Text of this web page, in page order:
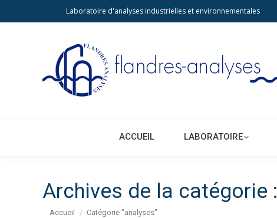
Laboratoire d'analyses industrielles et environnementales
ACCUEIL LABORATOIRE
Archives de la catégorie :
Vous êtes ici :
Accueil Catégorie "analyses"